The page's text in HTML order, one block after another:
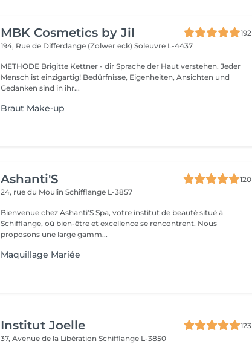
MBK Cosmetics by Jil
192
194, Rue de Differdange (Zolwer eck)Soleuvre L-4437
METHODE Brigitte Kettner - dir Sprache der Haut verstehen. Jeder
Mensch ist einzigartig! Bedürfnisse, Eigenheiten, Ansichten und
Gedanken sind in ihr...
Braut Make-up
Ashanti'S
120
24, rue du MoulinSchifflange L-3857
Bienvenue chez Ashanti'S Spa, votre institut de beauté situé à
Schifflange, où bien-être et excellence se rencontrent. Nous
proposons une large gamm...
Maquillage Mariée
Institut Joelle
123
37, Avenue de la LibérationSchifflange L-3850